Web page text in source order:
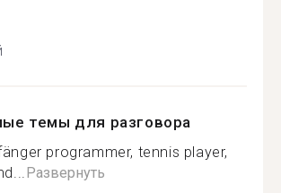
темы для разговора
programmer, tennis player,
Развернуть